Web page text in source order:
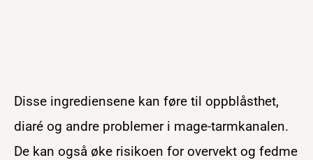
Disse ingrediensene kan føre til oppblåsthet,
diaré og andre problemer i mage-tarmkanalen.
De kan også øke risikoen for overvekt og fedme